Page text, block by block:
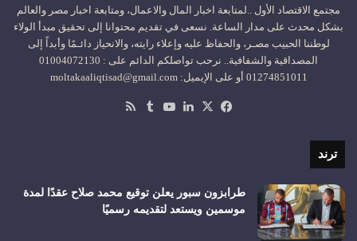
مجتمع الاقتصاد الأول ..لمتابعة اخبار المال والاعمال، ومتابعة اخبار مصر والعالم
بشكل محدث على مدار الساعة. نسعى في تقديم محتوانا إلى تحقيق مبدأ الولاء
لوطننا الحبيب مصـر، والحفاظ عليه وإعلاء رايته، والانحياز دائـمًا وأبداً إلى
المصداقية والشفافية.. نرحب تواصلكم الدائم على : 01004072130
01274851011 أو على الإيميل: moltakaaliqtisad@gmail.com
فيسبوك
‫X لينكدإن‫YouTube
ترند
طرابزون سبور يعلن توقيع محمد صلاح عقدًا لمدة
موسمين ويستعد لتقديمه رسميًا